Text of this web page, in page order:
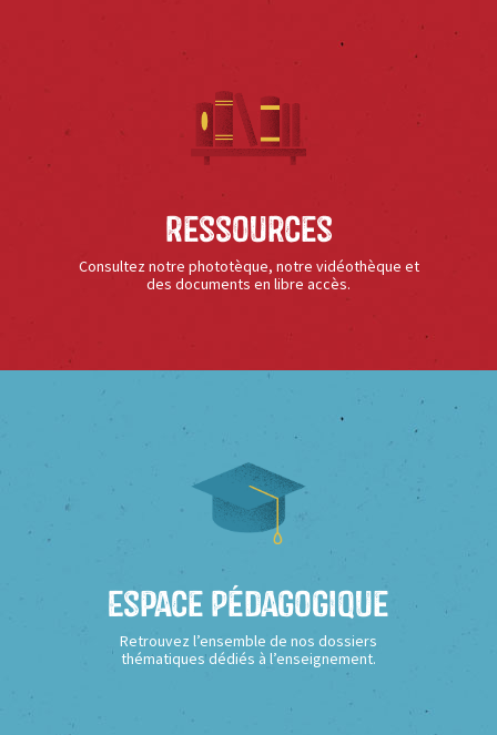
Ressources
Consultez notre phototèque, notre vidéothèque et
des documents en libre accès.
Espace Pédagogique
Retrouvez l’ensemble de nos dossiers
thématiques dédiés à l’enseignement.